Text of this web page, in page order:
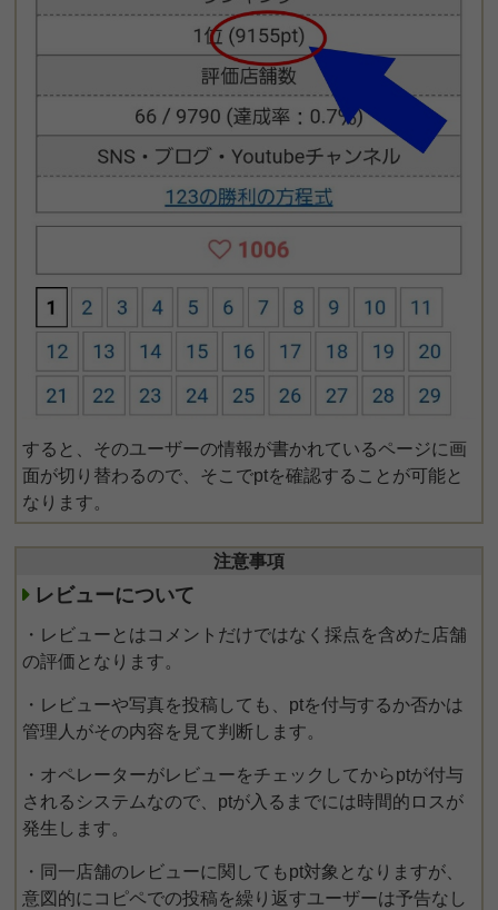
すると、そのユーザーの情報が書かれているページに画
面が切り替わるので、そこでptを確認することが可能と
なります。
注意事項
レビューについて
・レビューとはコメントだけではなく採点を含めた店舗
の評価となります。
・レビューや写真を投稿しても、ptを付与するか否かは
管理人がその内容を見て判断します。
・オペレーターがレビューをチェックしてからptが付与
されるシステムなので、ptが入るまでには時間的ロスが
発生します。
・同一店舗のレビューに関してもpt対象となりますが、
意図的にコピペでの投稿を繰り返すユーザーは予告なし